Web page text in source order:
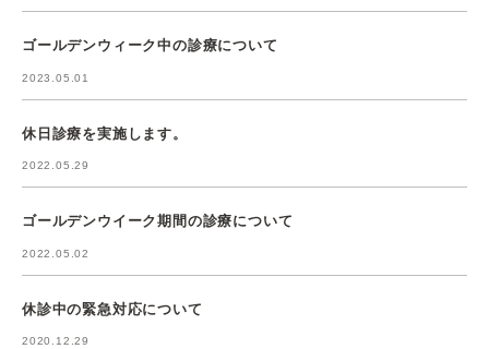
ゴールデンウィーク中の診療について
2023.05.01
休日診療を実施します。
2022.05.29
ゴールデンウイーク期間の診療について
2022.05.02
休診中の緊急対応について
2020.12.29